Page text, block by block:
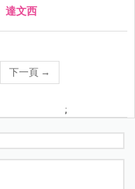
達文西
下一頁 →
;